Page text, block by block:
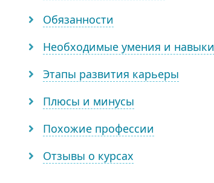
Обязанности
Необходимые умения и навыки
Этапы развития карьеры
Плюсы и минусы
Похожие профессии
Отзывы о курсах